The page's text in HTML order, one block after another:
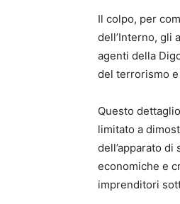
Il colpo, per
dell’Interno, gli
agenti della
del terrorismo
Questo
limitato a
dell’apparato
economiche e
imprenditori